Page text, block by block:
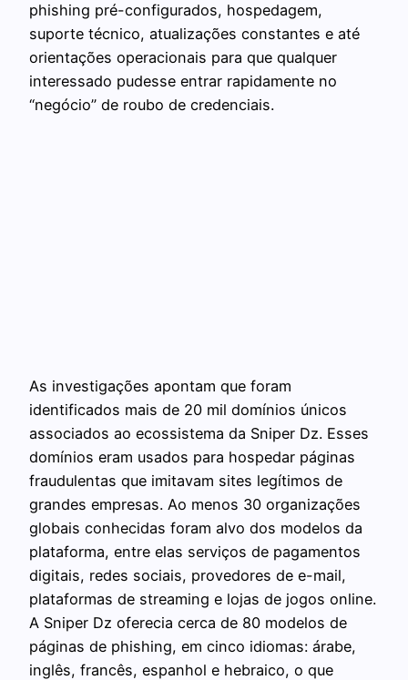
phishing pré-configurados, hospedagem,
suporte técnico, atualizações constantes e até
orientações operacionais para que qualquer
interessado pudesse entrar rapidamente no
“negócio” de roubo de credenciais.
As investigações apontam que foram
identificados mais de 20 mil domínios únicos
associados ao ecossistema da Sniper Dz. Esses
domínios eram usados para hospedar páginas
fraudulentas que imitavam sites legítimos de
grandes empresas. Ao menos 30 organizações
globais conhecidas foram alvo dos modelos da
plataforma, entre elas serviços de pagamentos
digitais, redes sociais, provedores de e-mail,
plataformas de streaming e lojas de jogos online.
A Sniper Dz oferecia cerca de 80 modelos de
páginas de phishing, em cinco idiomas: árabe,
inglês, francês, espanhol e hebraico, o que